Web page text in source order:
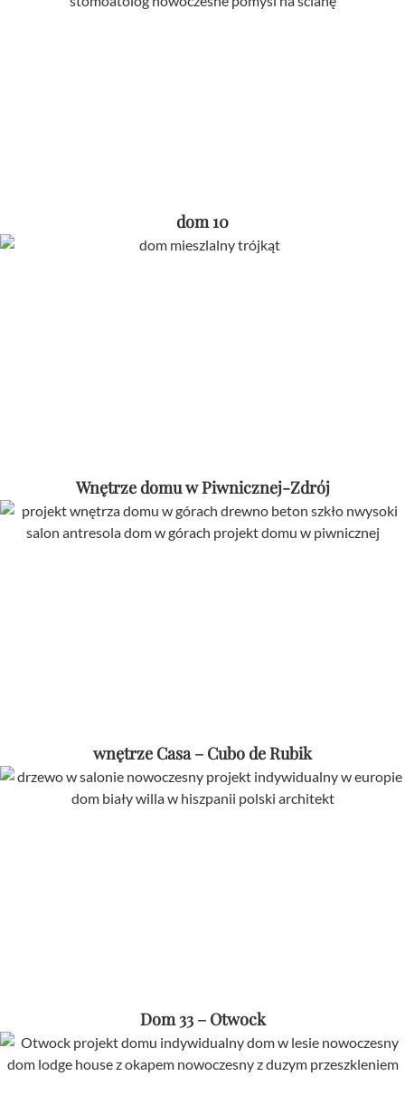
dom 10
Wnętrze domu w Piwnicznej-Zdrój
wnętrze Casa – Cubo de Rubik
Dom 33 – Otwock